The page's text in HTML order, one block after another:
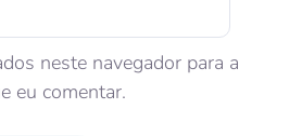
neste navegador para a
eu comentar.